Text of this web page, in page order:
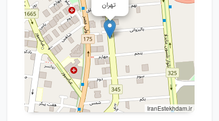
تهران
IranEstekhdam.ir